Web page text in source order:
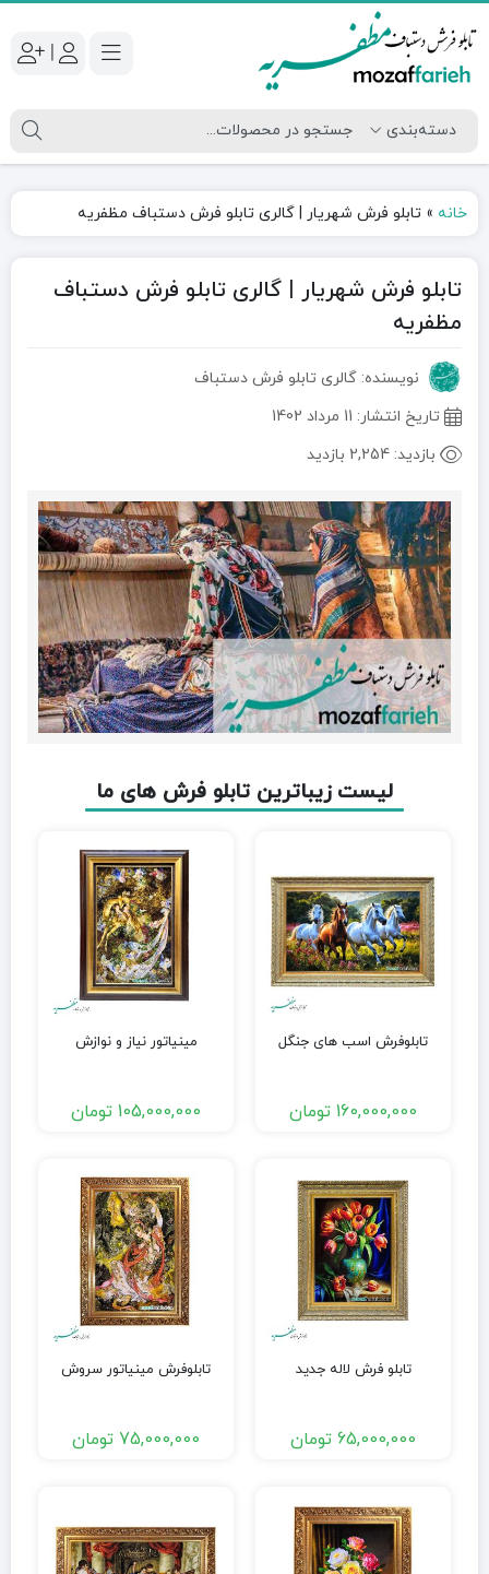
|
خانه » تابلو فرش شهریار | گالری تابلو فرش دستباف مظفریه
تابلو فرش شهریار | گالری تابلو فرش دستباف
مظفریه
نویسنده: گالری تابلو فرش دستباف
تاریخ انتشار: 11 مرداد 1402
بازدید: 2,254 بازدید
لیست زیباترین تابلو فرش های ما
تابلوفرش اسب های جنگل
160,000,000 تومان
مینیاتور نیاز و نوازش
105,000,000 تومان
تابلو فرش لاله جدید
65,000,000 تومان
تابلوفرش مینیاتور سروش
75,000,000 تومان